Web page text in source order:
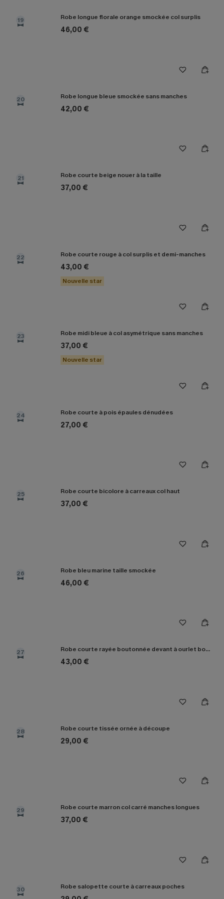
19 Robe longue florale orange smockée col surplis
46,00 €
20 Robe longue bleue smockée sans manches
42,00 €
21 Robe courte beige nouer à la taille
37,00 €
22 Robe courte rouge à col surplis et demi-manches
43,00 €
Nouvelle star
23 Robe midi bleue à col asymétrique sans manches
37,00 €
Nouvelle star
24 Robe courte à pois épaules dénudées
27,00 €
25 Robe courte bicolore à carreaux col haut
37,00 €
26 Robe bleu marine taille smockée
46,00 €
27 Robe courte rayée boutonnée devant à ourlet bouffant
43,00 €
28 Robe courte tissée ornée à découpe
29,00 €
29 Robe courte marron col carré manches longues
37,00 €
30 Robe salopette courte à carreaux poches